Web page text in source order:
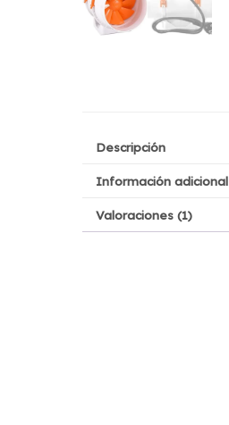
Descripción
Información adicional
Valoraciones (1)